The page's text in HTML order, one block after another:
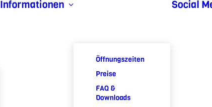
Informationen
Öffnungszeiten
Preise
FAQ &
Downloads
Social